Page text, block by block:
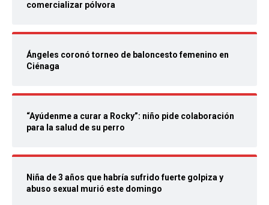
comercializar pólvora
Ángeles coronó torneo de baloncesto femenino en
Ciénaga
“Ayúdenme a curar a Rocky”: niño pide colaboración
para la salud de su perro
Niña de 3 años que habría sufrido fuerte golpiza y
abuso sexual murió este domingo